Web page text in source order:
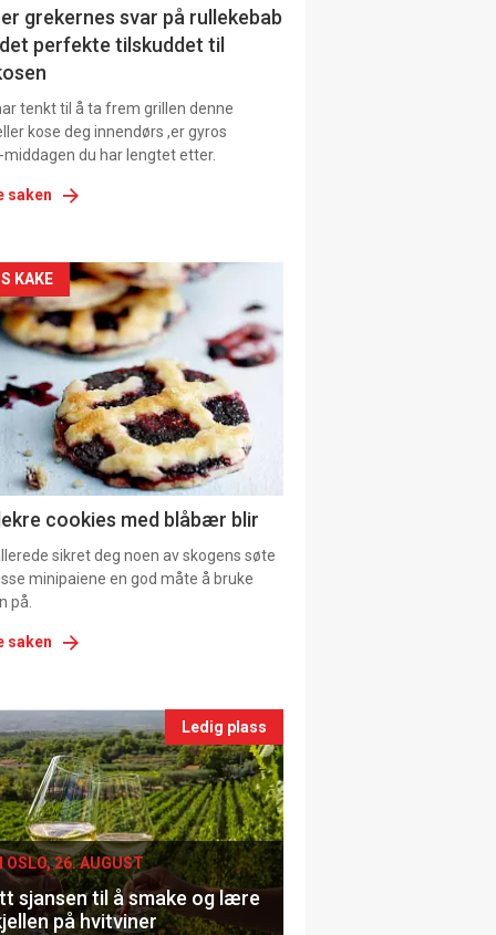
grekernes svar på rullekebab
perfekte tilskuddet til
tenkt til å ta frem grillen denne
kose deg innendørs ,er gyros
du har lengtet etter.
saken
KAKE
cookies med blåbær blir
sikret deg noen av skogens søte
minipaiene en god måte å bruke
på.
saken
Ledig plass
OSLO, 26. AUGUST
sjansen til å smake og lære
på hvitviner